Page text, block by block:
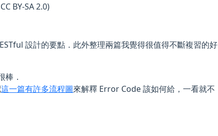
BY-SA 2.0)
設計的要點．此外整理兩篇我覺得很值得不斷複習的好
棒．
這一篇有許多流程圖來解釋 Error Code 該如何給，一看就不